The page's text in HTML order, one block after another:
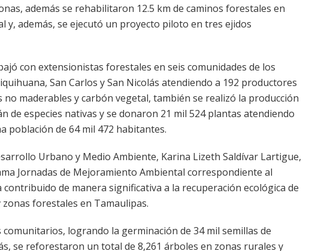
además se rehabilitaron 12.5 km de caminos forestales en
y, además, se ejecutó un proyecto piloto en tres ejidos
con extensionistas forestales en seis comunidades de los
San Carlos y San Nicolás atendiendo a 192 productores
no maderables y carbón vegetal, también se realizó la producción
de especies nativas y se donaron 21 mil 524 plantas atendiendo
población de 64 mil 472 habitantes.
Urbano y Medio Ambiente, Karina Lizeth Saldívar Lartigue,
Jornadas de Mejoramiento Ambiental correspondiente al
contribuido de manera significativa a la recuperación ecológica de
forestales en Tamaulipas.
logrando la germinación de 34 mil semillas de
se reforestaron un total de 8,261 árboles en zonas rurales y